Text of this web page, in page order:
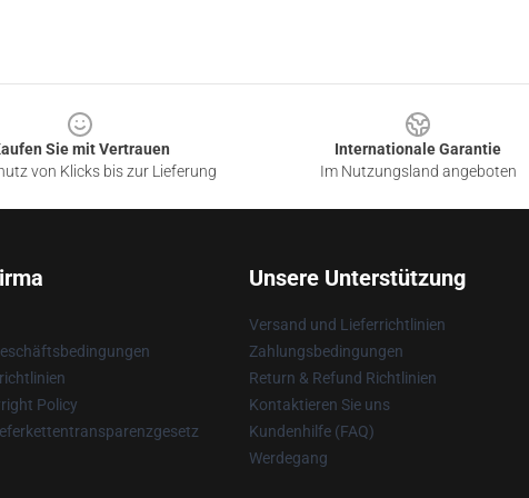
Sie mit Vertrauen
von Klicks bis zur Lieferung
Internationale Garantie
Im Nutzungsland angeboten
Policy
Unsere Unterstützung
Versand und Lieferrichtlinien
Zahlungsbedingungen
Return & Refund Richtlinien
Kontaktieren Sie uns
Kundenhilfe (FAQ)
Werdegang